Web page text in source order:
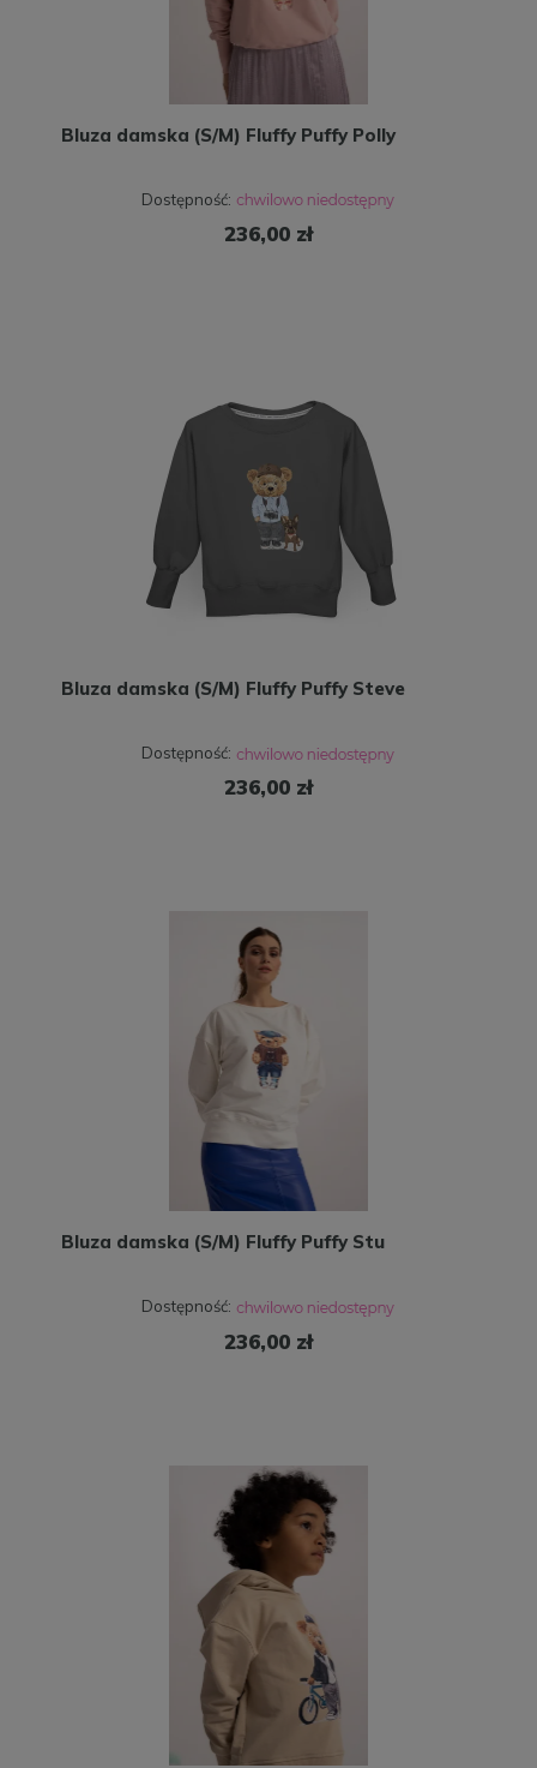
Bluza damska (S/M) Fluffy Puffy Polly
Dostępność:
236,00 zł
Bluza damska (S/M) Fluffy Puffy Steve
Dostępność:
236,00 zł
Bluza damska (S/M) Fluffy Puffy Stu
Dostępność:
236,00 zł